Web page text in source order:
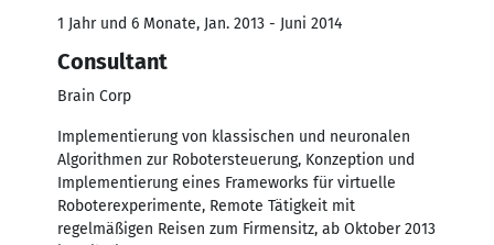
1 Jahr und 6 Monate, Jan. 2013 - Juni 2014
Consultant
Brain Corp
Implementierung von klassischen und neuronalen
Algorithmen zur Robotersteuerung, Konzeption und
Implementierung eines Frameworks für virtuelle
Roboterexperimente, Remote Tätigkeit mit
regelmäßigen Reisen zum Firmensitz, ab Oktober 2013